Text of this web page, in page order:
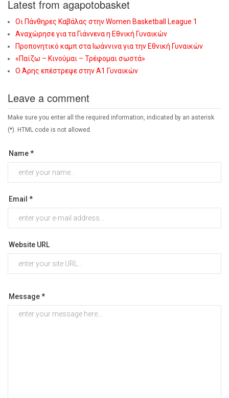
Latest from agapotobasket
Οι Πάνθηρες Καβάλας στην Women Basketball League 1
Αναχώρησε για τα Γιάννενα η Εθνική Γυναικών
Προπονητικό καμπ στα Ιωάννινα για την Εθνική Γυναικών
«Παίζω – Κινούμαι – Τρέφομαι σωστά»
Ο Άρης επέστρεψε στην Α1 Γυναικών
Leave a comment
Make sure you enter all the required information, indicated by an asterisk
(*). HTML code is not allowed.
Name *
Email *
Website URL
Message *